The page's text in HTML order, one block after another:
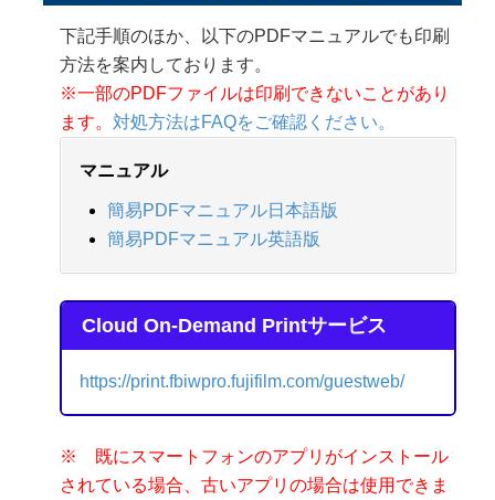
下記手順のほか、以下のPDFマニュアルでも印刷
方法を案内しております。
※一部のPDFファイルは印刷できないことがあり
ます。 対処方法はFAQをご確認ください。
マニュアル
簡易PDFマニュアル日本語版
簡易PDFマニュアル英語版
Cloud On-Demand Printサービス
https://print.fbiwpro.fujifilm.com/guestweb/
※ 既にスマートフォンのアプリがインストール
されている場合、古いアプリの場合は使用できま